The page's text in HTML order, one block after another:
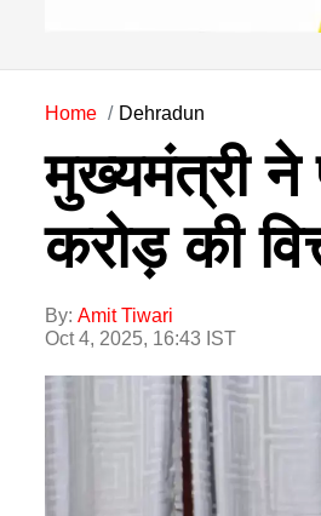
Home Dehradun
मुख्यमंत्री ने
करोड़ की
By: Amit Tiwari
Oct 4, 2025, 16:43 IST